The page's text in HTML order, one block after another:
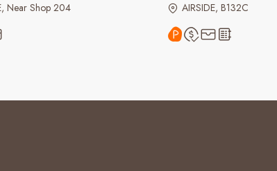
Near Shop 204 AIRSIDE, B132C